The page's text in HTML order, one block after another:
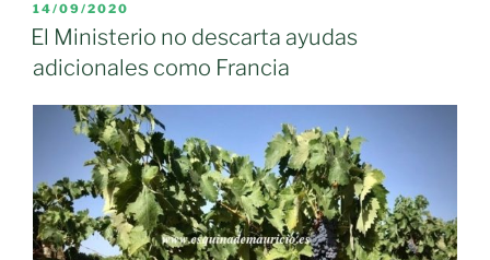
víctimas
pandemia
con
un
mural»
PUBLICADO
EL
14/09/2020
El Ministerio no descarta ayudas
adicionales como Francia